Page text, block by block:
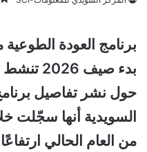
برنامج العودة
بدء صيف
حول نشر تفاصيل
السويدية أنها سجّلت
من العام الحالي